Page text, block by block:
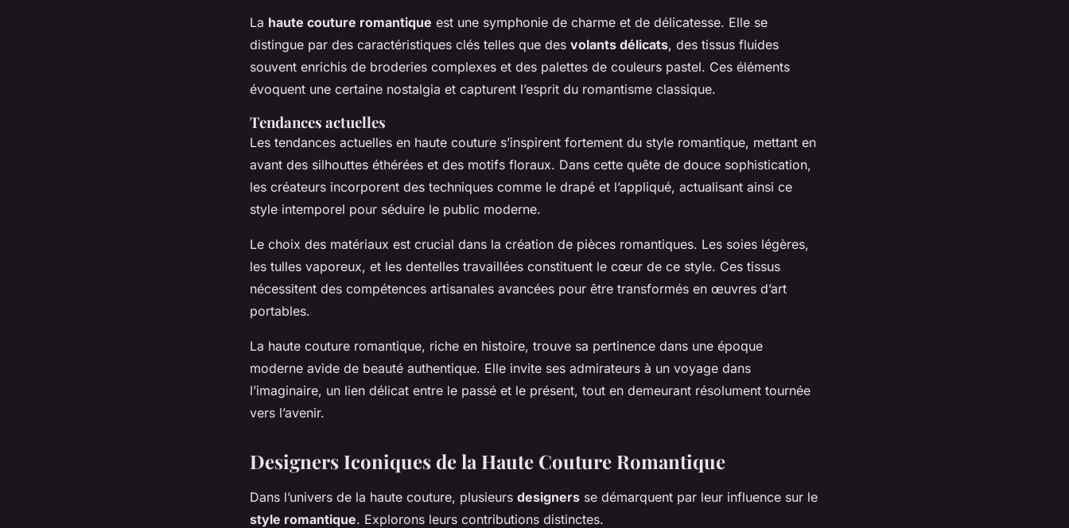
La haute couture romantique est une symphonie de charme et de délicatesse. Elle se
distingue par des caractéristiques clés telles que des volants délicats, des tissus fluides
souvent enrichis de broderies complexes et des palettes de couleurs pastel. Ces éléments
évoquent une certaine nostalgia et capturent l’esprit du romantisme classique.
Tendances actuelles
Les tendances actuelles en haute couture s’inspirent fortement du style romantique, mettant en
avant des silhouttes éthérées et des motifs floraux. Dans cette quête de douce sophistication,
les créateurs incorporent des techniques comme le drapé et l’appliqué, actualisant ainsi ce
style intemporel pour séduire le public moderne.
Le choix des matériaux est crucial dans la création de pièces romantiques. Les soies légères,
les tulles vaporeux, et les dentelles travaillées constituent le cœur de ce style. Ces tissus
nécessitent des compétences artisanales avancées pour être transformés en œuvres d’art
portables.
La haute couture romantique, riche en histoire, trouve sa pertinence dans une époque
moderne avide de beauté authentique. Elle invite ses admirateurs à un voyage dans
l’imaginaire, un lien délicat entre le passé et le présent, tout en demeurant résolument tournée
vers l’avenir.
Designers Iconiques de la Haute Couture Romantique
Dans l’univers de la haute couture, plusieurs designers se démarquent par leur influence sur le
style romantique. Explorons leurs contributions distinctes.